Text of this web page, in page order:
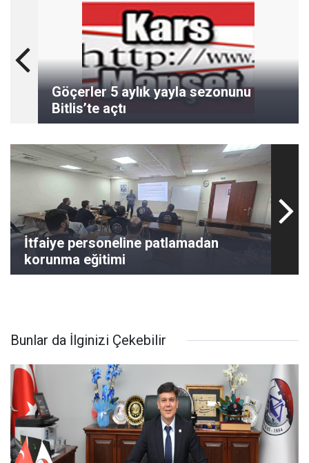
Göçerler 5 aylık yayla sezonunu
Bitlis’te açtı
İtfaiye personeline patlamadan
korunma eğitimi
Bunlar da İlginizi Çekebilir